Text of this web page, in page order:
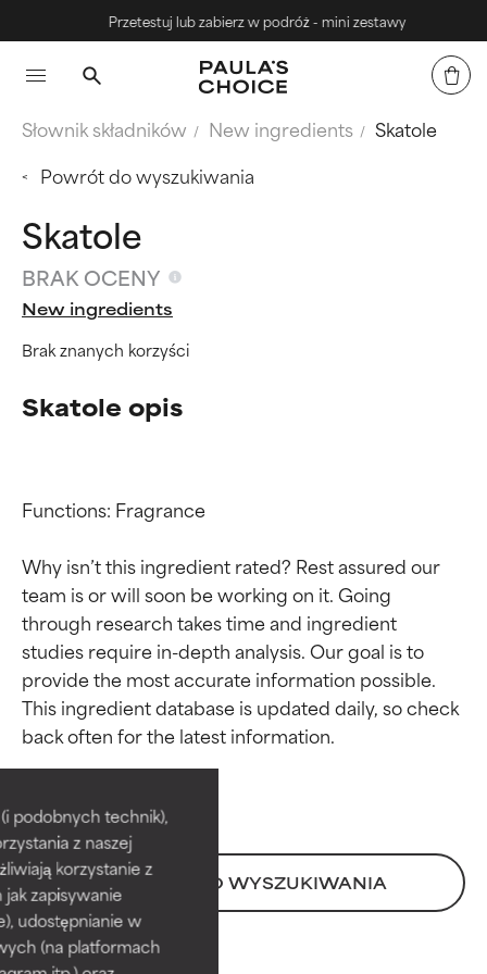
podobnych technik),
z naszej
korzystanie z
zapisywanie
udostępnianie w
(na platformach
Przetestuj lub zabierz w podróż - mini zestawy
Słownik składników New ingredients
Skatole
Powrót do wyszukiwania
Skatole
BRAK OCENY
New ingredients
Brak znanych korzyści
Skatole opis
Functions: Fragrance
Why isn’t this ingredient rated? Rest assured our
team is or will soon be working on it. Going
through research takes time and ingredient
studies require in-depth analysis. Our goal is to
provide the most accurate information possible.
This ingredient database is updated daily, so check
POWRÓT DO WYSZUKIWANIA
Oceny składników
BEST
Udowodnione i potwierdzone
przez niezależne badania.
Wyjątkowy składnik aktywny
odpowiedni dla większości
typów skóry i problemów
skórnych.
Oceny składników
BEST
Udowodnione i potwierdzone
przez niezależne badania.
Wyjątkowy składnik aktywny
odpowiedni dla większości
typów skóry i problemów
skórnych.